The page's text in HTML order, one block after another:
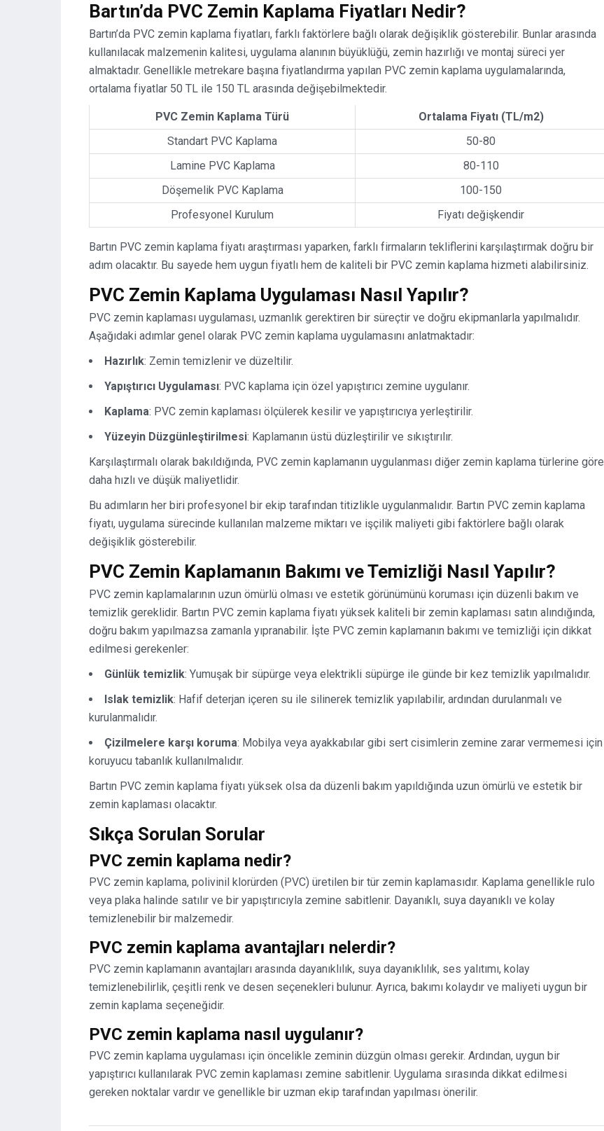
Bartın’da PVC Zemin Kaplama Fiyatları Nedir?
Bartın’da PVC zemin kaplama fiyatları, farklı faktörlere bağlı olarak değişiklik gösterebilir. Bunlar arasında
kullanılacak malzemenin kalitesi, uygulama alanının büyüklüğü, zemin hazırlığı ve montaj süreci yer
almaktadır. Genellikle metrekare başına fiyatlandırma yapılan PVC zemin kaplama uygulamalarında,
ortalama fiyatlar 50 TL ile 150 TL arasında değişebilmektedir.
PVC Zemin Kaplama Türü
Ortalama Fiyatı (TL/m2)
Standart PVC Kaplama
50-80
Lamine PVC Kaplama
80-110
Döşemelik PVC Kaplama
100-150
Profesyonel Kurulum
Fiyatı değişkendir
Bartın PVC zemin kaplama fiyatı araştırması yaparken, farklı firmaların tekliflerini karşılaştırmak doğru bir
adım olacaktır. Bu sayede hem uygun fiyatlı hem de kaliteli bir PVC zemin kaplama hizmeti alabilirsiniz.
PVC Zemin Kaplama Uygulaması Nasıl Yapılır?
PVC zemin kaplaması uygulaması, uzmanlık gerektiren bir süreçtir ve doğru ekipmanlarla yapılmalıdır.
Aşağıdaki adımlar genel olarak PVC zemin kaplama uygulamasını anlatmaktadır:
Hazırlık: Zemin temizlenir ve düzeltilir.
Yapıştırıcı Uygulaması: PVC kaplama için özel yapıştırıcı zemine uygulanır.
Kaplama: PVC zemin kaplaması ölçülerek kesilir ve yapıştırıcıya yerleştirilir.
Yüzeyin Düzgünleştirilmesi: Kaplamanın üstü düzleştirilir ve sıkıştırılır.
Karşılaştırmalı olarak bakıldığında, PVC zemin kaplamanın uygulanması diğer zemin kaplama türlerine göre
daha hızlı ve düşük maliyetlidir.
Bu adımların her biri profesyonel bir ekip tarafından titizlikle uygulanmalıdır. Bartın PVC zemin kaplama
fiyatı, uygulama sürecinde kullanılan malzeme miktarı ve işçilik maliyeti gibi faktörlere bağlı olarak
değişiklik gösterebilir.
PVC Zemin Kaplamanın Bakımı ve Temizliği Nasıl Yapılır?
PVC zemin kaplamalarının uzun ömürlü olması ve estetik görünümünü koruması için düzenli bakım ve
temizlik gereklidir. Bartın PVC zemin kaplama fiyatı yüksek kaliteli bir zemin kaplaması satın alındığında,
doğru bakım yapılmazsa zamanla yıpranabilir. İşte PVC zemin kaplamanın bakımı ve temizliği için dikkat
edilmesi gerekenler:
Günlük temizlik: Yumuşak bir süpürge veya elektrikli süpürge ile günde bir kez temizlik yapılmalıdır.
Islak temizlik: Hafif deterjan içeren su ile silinerek temizlik yapılabilir, ardından durulanmalı ve
kurulanmalıdır.
Çizilmelere karşı koruma: Mobilya veya ayakkabılar gibi sert cisimlerin zemine zarar vermemesi için
koruyucu tabanlık kullanılmalıdır.
Bartın PVC zemin kaplama fiyatı yüksek olsa da düzenli bakım yapıldığında uzun ömürlü ve estetik bir
zemin kaplaması olacaktır.
Sıkça Sorulan Sorular
PVC zemin kaplama nedir?
PVC zemin kaplama, polivinil klorürden (PVC) üretilen bir tür zemin kaplamasıdır. Kaplama genellikle rulo
veya plaka halinde satılır ve bir yapıştırıcıyla zemine sabitlenir. Dayanıklı, suya dayanıklı ve kolay
temizlenebilir bir malzemedir.
PVC zemin kaplama avantajları nelerdir?
PVC zemin kaplamanın avantajları arasında dayanıklılık, suya dayanıklılık, ses yalıtımı, kolay
temizlenebilirlik, çeşitli renk ve desen seçenekleri bulunur. Ayrıca, bakımı kolaydır ve maliyeti uygun bir
zemin kaplama seçeneğidir.
PVC zemin kaplama nasıl uygulanır?
PVC zemin kaplama uygulaması için öncelikle zeminin düzgün olması gerekir. Ardından, uygun bir
yapıştırıcı kullanılarak PVC zemin kaplaması zemine sabitlenir. Uygulama sırasında dikkat edilmesi
gereken noktalar vardır ve genellikle bir uzman ekip tarafından yapılması önerilir.